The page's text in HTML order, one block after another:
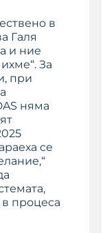
в
Галя
и ние
За
при
няма
се
в процеса